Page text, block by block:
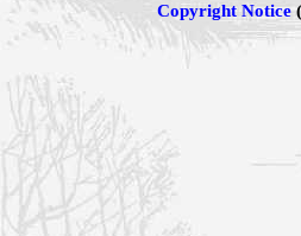
Copyright Notice